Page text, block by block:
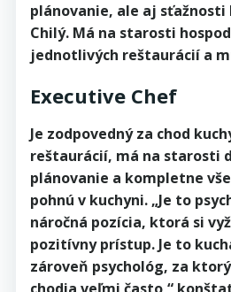
plánovanie, ale aj sťažnosti
Chilý. Má na starosti
jednotlivých reštaurácií a
Executive Chef
Je zodpovedný za chod
reštaurácií, má na starosti
plánovanie a kompletne
pohnú v kuchyni. „Je to
náročná pozícia, ktorá si
pozitívny prístup. Je to
zároveň psychológ, za